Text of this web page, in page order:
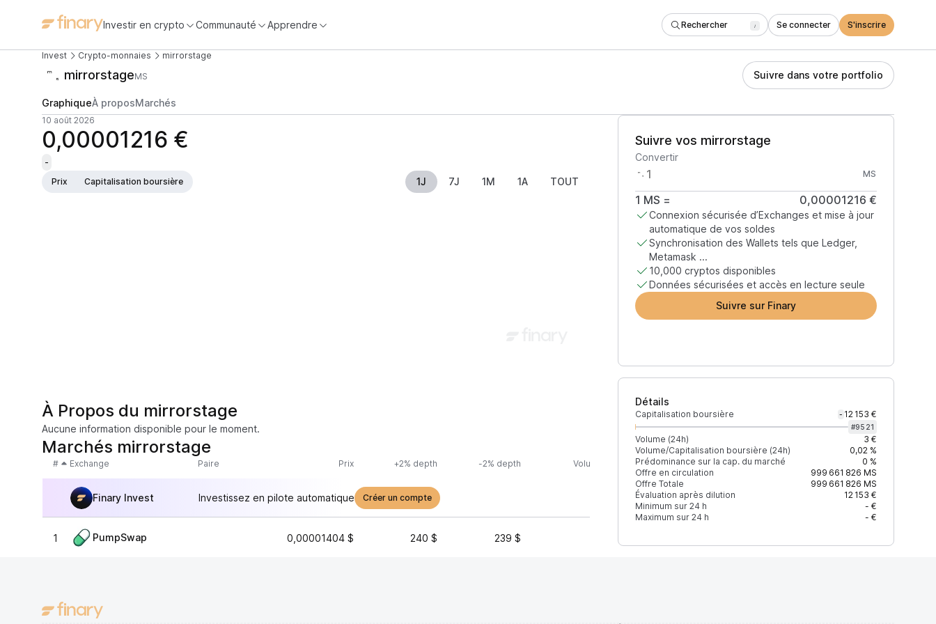
Investir en crypto Communauté Apprendre Rechercher / Se connecter S'inscrire
Invest Crypto-monnaies mirrorstage
mirrorstageMS Suivre dans votre portfolio
GraphiqueÀ proposMarchés
10 août 2026
0,00001216 €
-
Prix
Capitalisation boursière 1J 7J 1M 1A TOUT
Suivre vos mirrorstage
Convertir
MS
1 MS = 0,00001216 €
Connexion sécurisée d’Exchanges et mise à jour
automatique de vos soldes
Synchronisation des Wallets tels que Ledger,
Metamask ...
10,000 cryptos disponibles
Données sécurisées et accès en lecture seule
Suivre sur Finary
Détails
Capitalisation boursière - 12 153 €
#9521
Volume (24h)
3 €
Volume/Capitalisation boursière (24h)
0,02 %
Prédominance sur la cap. du marché
0 %
Offre en circulation
999 661 826 MS
Offre Totale
999 661 826 MS
Évaluation après dilution
12 153 €
Minimum sur 24 h
- €
Maximum sur 24 h
- €
À Propos du mirrorstage
Aucune information disponible pour le moment.
Marchés mirrorstage
# Exchange Paire Prix +2% depth -2% depth Volume (24h) % du volume Confiance Mis à jour
Finary Invest Investissez en pilote automatique Créer un compte
1 PumpSwap 0,00001404 $ 240 $ 239 $